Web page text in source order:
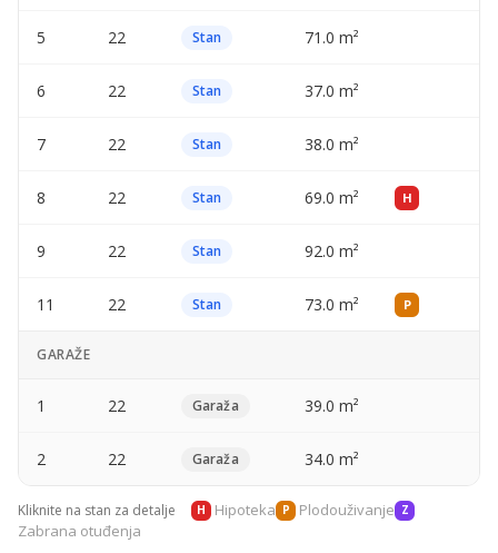
5 22 Stan 71.0 m²
6 22 Stan 37.0 m²
7 22 Stan 38.0 m²
8 22 Stan 69.0 m² H
9 22 Stan 92.0 m²
11 22 Stan 73.0 m² P
GARAŽE
1 22 Garaža 39.0 m²
2 22 Garaža 34.0 m²
Kliknite na stan za detalje H Hipoteka P Plodouživanje Z
Zabrana otuđenja